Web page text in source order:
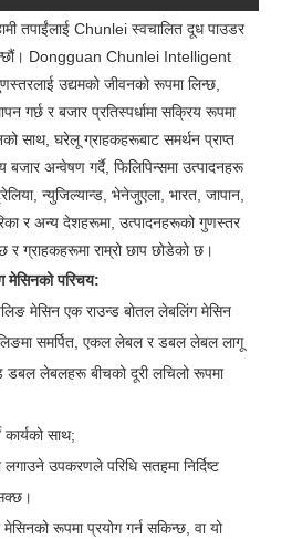
तपाईंलाई Chunlei स्वचालित दूध पाउडर
Dongguan Chunlei Intelligent
उद्यमको जीवनको रूपमा लिन्छ,
गर्छ र बजार प्रतिस्पर्धामा सक्रिय रूपमा
साथ, घरेलू ग्राहकहरूबाट समर्थन प्राप्त
बजार अन्वेषण गर्दै, फिलिपिन्समा उत्पादनहरू
न्युजिल्यान्ड, भेनेजुएला, भारत, जापान,
र अन्य देशहरूमा, उत्पादनहरूको गुणस्तर
र ग्राहकहरूमा राम्रो छाप छोडेको छ।
मेसिनको परिचय:
मेसिन एक राउन्ड बोतल लेबलिंग मेसिन
समर्पित, एकल लेबल र डबल लेबल लागू
डबल लेबलहरू बीचको दूरी लचिलो रूपमा
साथ;
लगाउने उपकरणले परिधि सतहमा निर्दिष्ट
रूपमा प्रयोग गर्न सकिन्छ, वा यो